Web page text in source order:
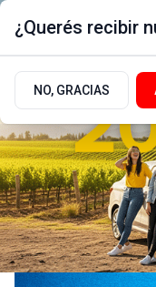
¿Querés recibir
NO, GRACIAS